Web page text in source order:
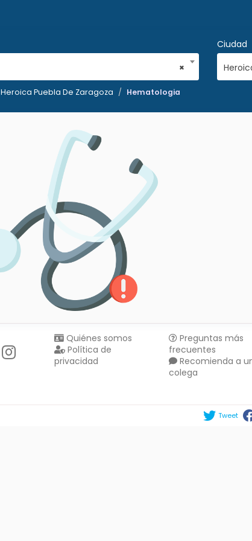
×
Ciudad
Heroica Puebla De Zaragoza Hematologia
Quiénes somos
Política de
privacidad
Preguntas más
frecuentes
Recomienda a
colega
Tweet